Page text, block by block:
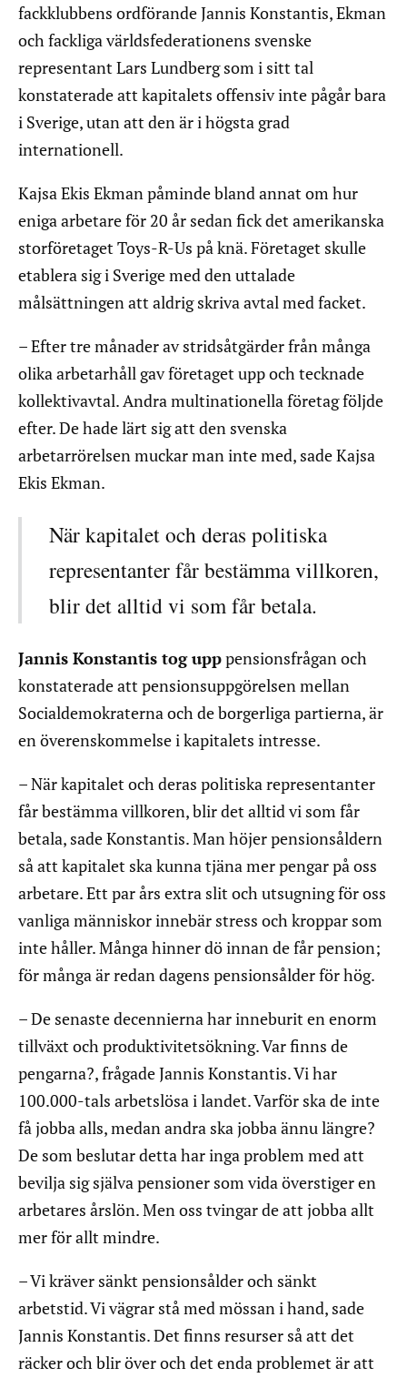
fackklubbens ordförande Jannis Konstantis, Ekman
och fackliga världsfederationens svenske
representant Lars Lundberg som i sitt tal
konstaterade att kapitalets offensiv inte pågår bara
i Sverige, utan att den är i högsta grad
internationell.
Kajsa Ekis Ekman påminde bland annat om hur
eniga arbetare för 20 år sedan fick det amerikanska
storföretaget Toys-R-Us på knä. Företaget skulle
etablera sig i Sverige med den uttalade
målsättningen att aldrig skriva avtal med facket.
– Efter tre månader av stridsåtgärder från många
olika arbetarhåll gav företaget upp och tecknade
kollektivavtal. Andra multinationella företag följde
efter. De hade lärt sig att den svenska
arbetarrörelsen muckar man inte med, sade Kajsa
Ekis Ekman.
När kapitalet och deras politiska
representanter får bestämma villkoren,
blir det alltid vi som får betala.
Jannis Konstantis tog upppensionsfrågan och
konstaterade att pensionsuppgörelsen mellan
Socialdemokraterna och de borgerliga partierna, är
en överenskommelse i kapitalets intresse.
– När kapitalet och deras politiska representanter
får bestämma villkoren, blir det alltid vi som får
betala, sade Konstantis. Man höjer pensionsåldern
så att kapitalet ska kunna tjäna mer pengar på oss
arbetare. Ett par års extra slit och utsugning för oss
vanliga människor innebär stress och kroppar som
inte håller. Många hinner dö innan de får pension;
för många är redan dagens pensionsålder för hög.
– De senaste decennierna har inneburit en enorm
tillväxt och produktivitetsökning. Var finns de
pengarna?, frågade Jannis Konstantis. Vi har
100.000-tals arbetslösa i landet. Varför ska de inte
få jobba alls, medan andra ska jobba ännu längre?
De som beslutar detta har inga problem med att
bevilja sig själva pensioner som vida överstiger en
arbetares årslön. Men oss tvingar de att jobba allt
mer för allt mindre.
– Vi kräver sänkt pensionsålder och sänkt
arbetstid. Vi vägrar stå med mössan i hand, sade
Jannis Konstantis. Det finns resurser så att det
räcker och blir över och det enda problemet är att